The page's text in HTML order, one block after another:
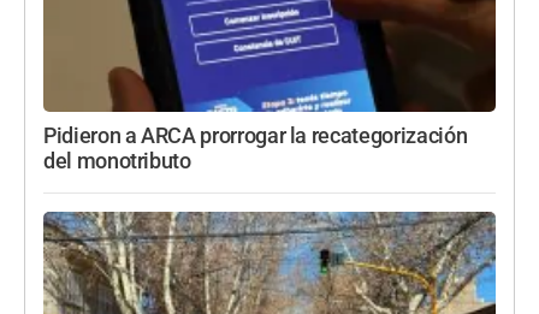
Pidieron a ARCA prorrogar la recategorización
del monotributo